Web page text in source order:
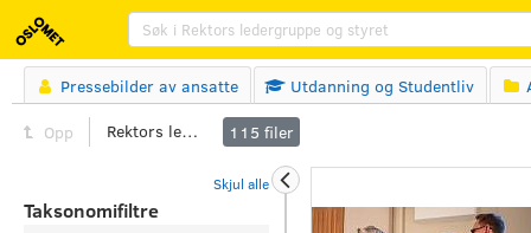
 Pressebilder av ansatte  Utdanning og Studentliv 
Opp Rektors ledergruppe og styret 115 filer
Skjul alle
Taksonomifiltre